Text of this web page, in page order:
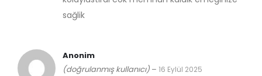
sağlik
Anonim
(doğrulanmış kullanıcı) – 16 Eylül 2025